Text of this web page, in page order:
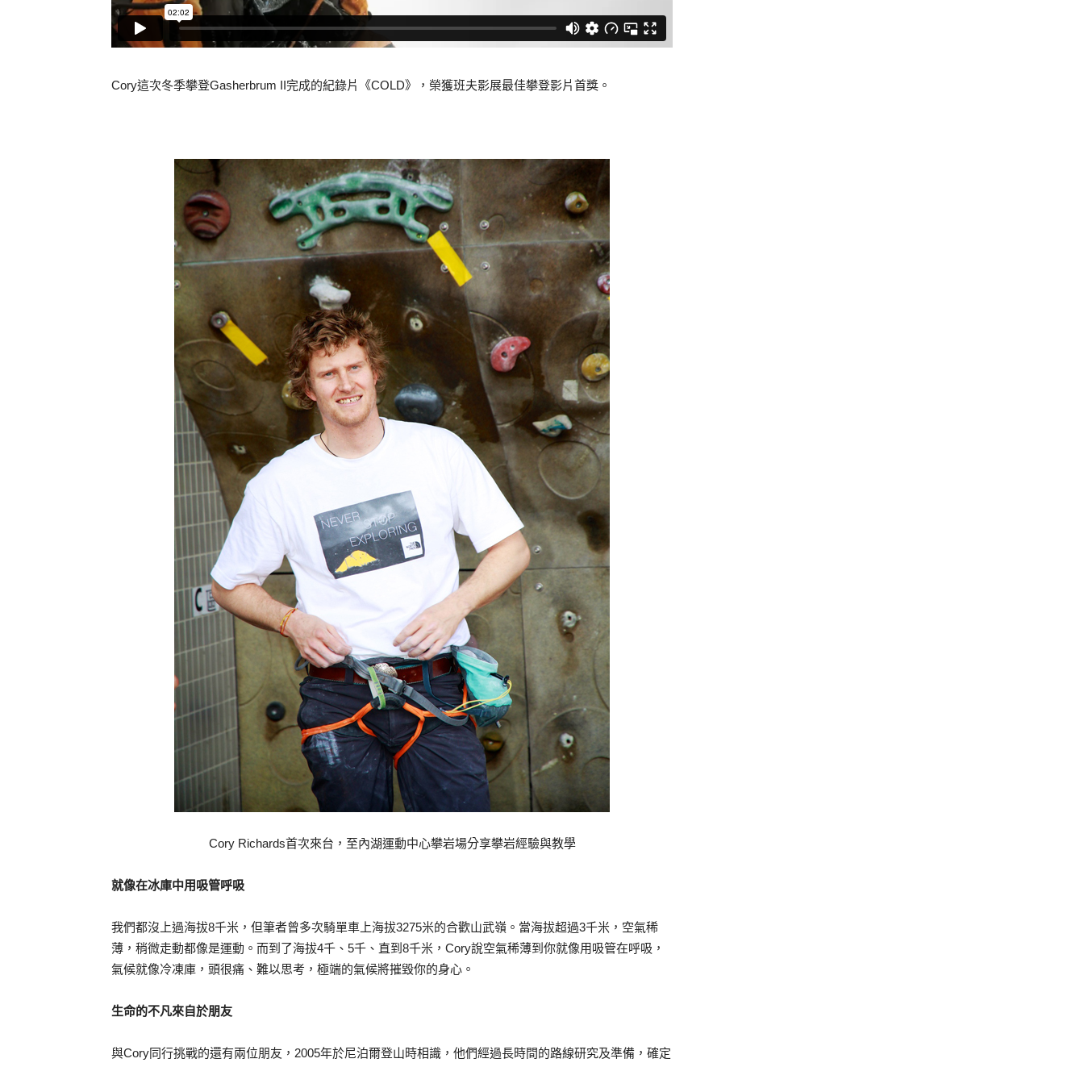
Cory這次冬季攀登Gasherbrum II完成的紀錄片《COLD》，榮獲班夫影展最佳攀登影片首獎。
Cory Richards首次來台，至內湖運動中心攀岩場分享攀岩經驗與教學
就像在冰庫中用吸管呼吸
我們都沒上過海拔8千米，但筆者曾多次騎單車上海拔3275米的合歡山武嶺。當海拔超過3千米，空氣稀
薄，稍微走動都像是運動。而到了海拔4千、5千、直到8千米，Cory說空氣稀薄到你就像用吸管在呼吸，
氣候就像冷凍庫，頭很痛、難以思考，極端的氣候將摧毀你的身心。
生命的不凡來自於朋友
與Cory同行挑戰的還有兩位朋友，2005年於尼泊爾登山時相識，他們經過長時間的路線研究及準備，確定